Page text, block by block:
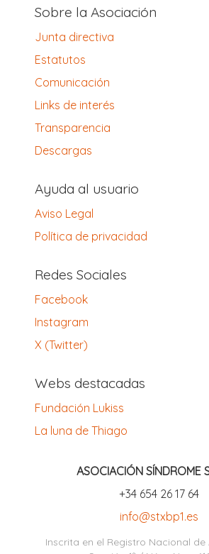
Sobre la Asociación
Junta directiva
Estatutos
Comunicación
Links de interés
Transparencia
Descargas
Ayuda al usuario
Aviso Legal
Política de privacidad
Redes Sociales
Facebook
Instagram
X (Twitter)
Webs destacadas
Fundación Lukiss
La luna de Thiago
ASOCIACIÓN SÍNDROME
‪+34 654 26 17 64‬
info@stxbp1.es
Inscrita en el Registro Nacional de